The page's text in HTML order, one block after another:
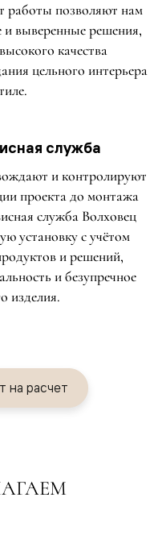
работы позволяют нам
и выверенные решения,
качества
цельного интерьера
служба
и контролируют
проекта до монтажа
служба Волховец
установку с учётом
и решений,
и безупречное
изделия.
на расчет